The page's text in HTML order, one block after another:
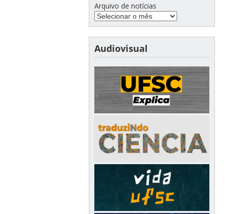
Arquivo de notícias
Audiovisual